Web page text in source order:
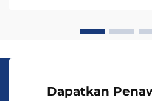
Dapatkan